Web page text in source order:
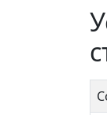
9